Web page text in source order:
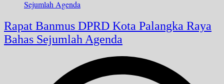
Rapat Banmus DPRD Kota Palangka Raya
Bahas Sejumlah Agenda